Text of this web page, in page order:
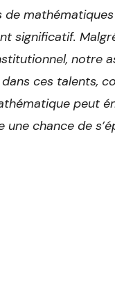
de
significatif.
notre
ces talents,
peut
une chance de